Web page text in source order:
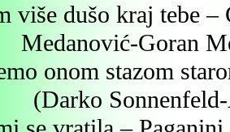
više dušo kraj tebe
Medanović-Goran
onom stazom
(Darko